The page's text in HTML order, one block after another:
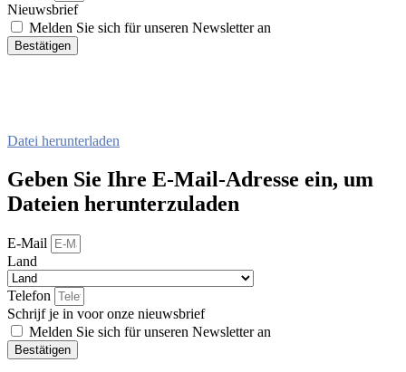
Nieuwsbrief
Melden Sie sich für unseren Newsletter an
Bestätigen
Datei herunterladen
Geben Sie Ihre E-Mail-Adresse ein, um
Dateien herunterzuladen
E-Mail
Land
Telefon
Schrijf je in voor onze nieuwsbrief
Melden Sie sich für unseren Newsletter an
Bestätigen